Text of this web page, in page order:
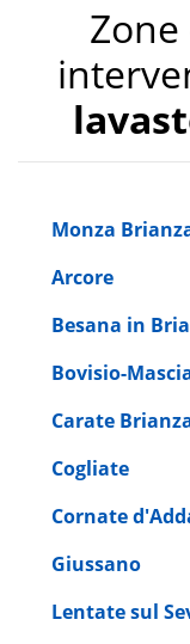
Monza
Arcore
Besana in
Bovisio-
Carate
Cogliate
Cornate
Giussano
Lentate sul